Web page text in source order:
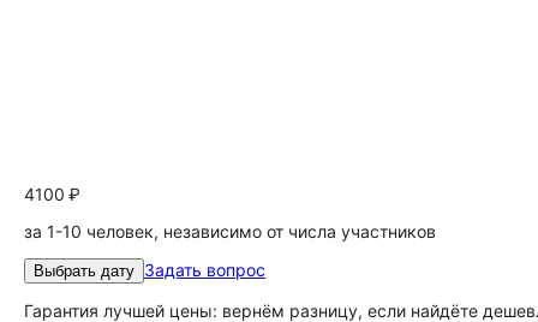
4100 ₽
за 1-10 человек, независимо от числа участников
Выбрать дату Задать вопрос
Гарантия лучшей цены: вернём разницу, если найдёте